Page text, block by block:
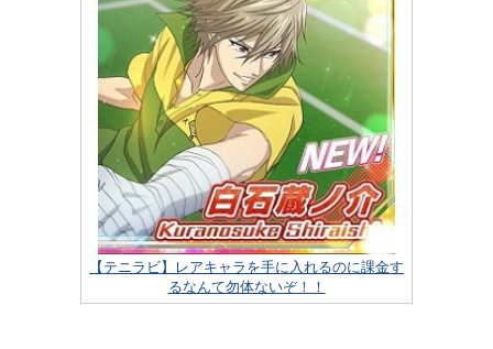
【テニラビ】レアキャラを手に入れるのに課金す
るなんて勿体ないぞ！！